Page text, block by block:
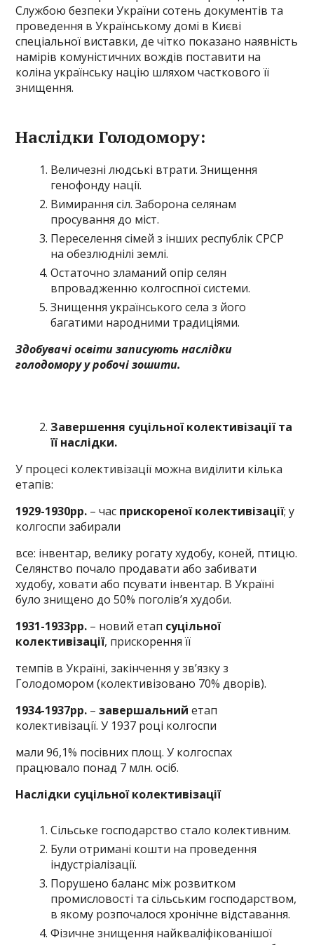
Службою безпеки України сотень документів та
проведення в Українському домі в Києві
спеціальної виставки, де чітко показано наявність
намірів комуністичних вождів поставити на
коліна українську націю шляхом часткового її
знищення.
Наслідки Голодомору:
Величезні людські втрати. Знищення
генофонду нації.
Вимирання сіл. Заборона селянам
просування до міст.
Переселення сімей з інших республік СРСР
на обезлюднілі землі.
Остаточно зламаний опір селян
впровадженню колгоспної системи.
Знищення українського села з його
багатими народними традиціями.
Здобувачі освіти записують наслідки
голодомору у робочі зошити.
Завершення суцільної колективізації та
її наслідки.
У процесі колективізації можна виділити кілька
етапів:
1929-1930рр. – час прискореної колективізації; у
колгоспи забирали
все: інвентар, велику рогату худобу, коней, птицю.
Селянство почало продавати або забивати
худобу, ховати або псувати інвентар. В Україні
було знищено до 50% поголів’я худоби.
1931-1933рр. – новий етап суцільної
колективізації, прискорення її
темпів в Україні, закінчення у зв’язку з
Голодомором (колективізовано 70% дворів).
1934-1937рр. – завершальнийетап
колективізації. У 1937 році колгоспи
мали 96,1% посівних площ. У колгоспах
працювало понад 7 млн. осіб.
Наслідки суцільної колективізації
Сільське господарство стало колективним.
Були отримані кошти на проведення
індустріалізації.
Порушено баланс між розвитком
промисловості та сільським господарством,
в якому розпочалося хронічне відставання.
Фізичне знищення найкваліфікованішої